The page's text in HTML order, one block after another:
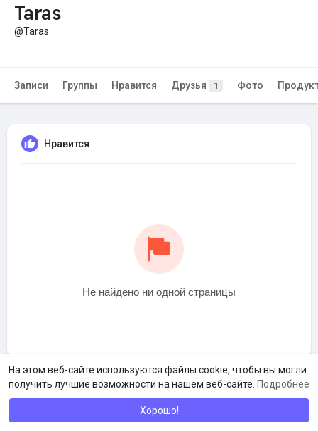
На этом веб-сайте используются файлы cookie, чтобы вы могли
получить лучшие возможности на нашем веб-сайте. Подробнее
Хорошо!
Taras
@Taras
Записи Группы Нравится Друзья 1 Фото
Нравится
Не найдено ни одной страницы